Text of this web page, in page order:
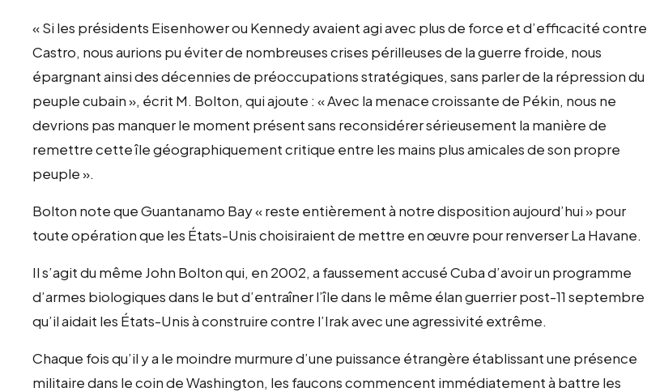
« Si les présidents Eisenhower ou Kennedy avaient agi avec plus de force et d’efficacité contre
Castro, nous aurions pu éviter de nombreuses crises périlleuses de la guerre froide, nous
épargnant ainsi des décennies de préoccupations stratégiques, sans parler de la répression du
peuple cubain », écrit M. Bolton, qui ajoute : « Avec la menace croissante de Pékin, nous ne
devrions pas manquer le moment présent sans reconsidérer sérieusement la manière de
remettre cette île géographiquement critique entre les mains plus amicales de son propre
peuple ».
Bolton note que Guantanamo Bay « reste entièrement à notre disposition aujourd’hui » pour
toute opération que les États-Unis choisiraient de mettre en œuvre pour renverser La Havane.
Il s’agit du même John Bolton qui, en 2002, a faussement accusé Cuba d’avoir un programme
d’armes biologiques dans le but d’entraîner l’île dans le même élan guerrier post-11 septembre
qu’il aidait les États-Unis à construire contre l’Irak avec une agressivité extrême.
Chaque fois qu’il y a le moindre murmure d’une puissance étrangère établissant une présence
militaire dans le coin de Washington, les faucons commencent immédiatement à battre les